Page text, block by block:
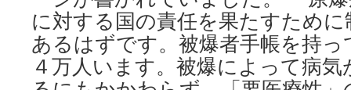
に対する国の責任を果たすため
あるはずです。被爆者手帳を持
４万人います。被爆によって病